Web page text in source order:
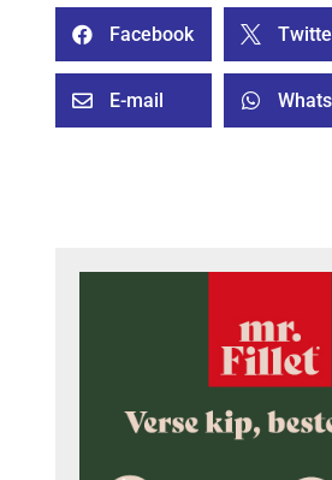
 Facebook 
 E-mail 